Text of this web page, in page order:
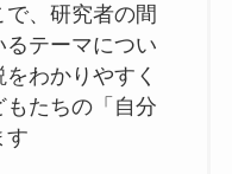
、研究者の間
テーマについ
わかりやすく
たちの「自分
す